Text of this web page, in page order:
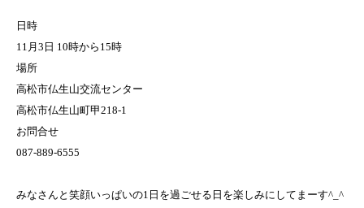
日時
11月3日 10時から15時
場所
高松市仏生山交流センター
高松市仏生山町甲218-1
お問合せ
087-889-6555
みなさんと笑顔いっぱいの1日を過ごせる日を楽しみにしてまーす^_^